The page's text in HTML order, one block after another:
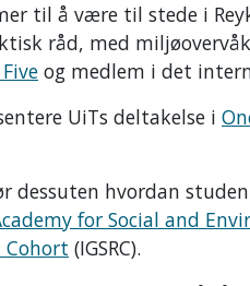
til å være til stede i
råd, med
og medlem i det
UiTs deltakelse i
dessuten hvordan
for Social and
Cohort (IGSRC).